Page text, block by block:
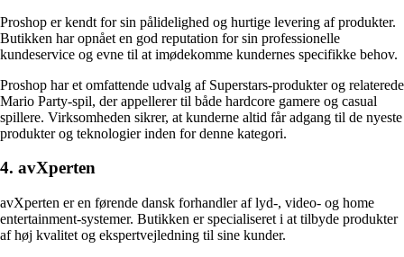
Proshop er kendt for sin pålidelighed og hurtige levering af produkter.
Butikken har opnået en god reputation for sin professionelle
kundeservice og evne til at imødekomme kundernes specifikke behov.
Proshop har et omfattende udvalg af Superstars-produkter og relaterede
Mario Party-spil, der appellerer til både hardcore gamere og casual
spillere. Virksomheden sikrer, at kunderne altid får adgang til de nyeste
produkter og teknologier inden for denne kategori.
4. avXperten
avXperten er en førende dansk forhandler af lyd-, video- og home
entertainment-systemer. Butikken er specialiseret i at tilbyde produkter
af høj kvalitet og ekspertvejledning til sine kunder.